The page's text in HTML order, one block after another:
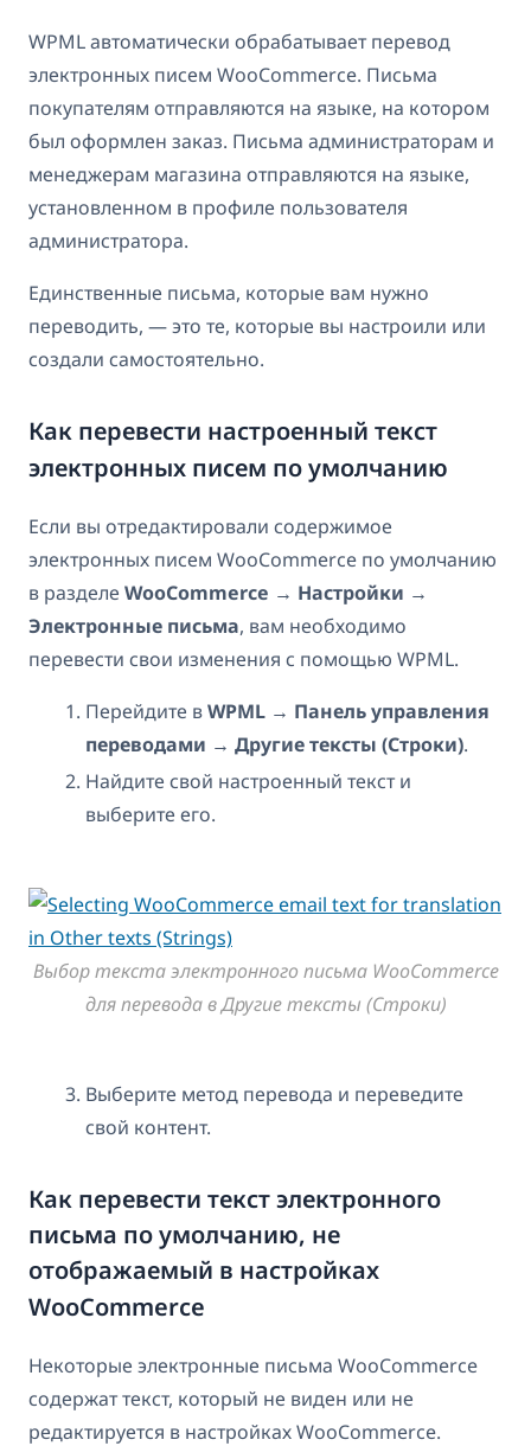
WPML автоматически обрабатывает перевод
электронных писем WooCommerce. Письма
покупателям отправляются на языке, на котором
был оформлен заказ. Письма администраторам и
менеджерам магазина отправляются на языке,
установленном в профиле пользователя
администратора.
Единственные письма, которые вам нужно
переводить, — это те, которые вы настроили или
создали самостоятельно.
Как перевести настроенный текст
электронных писем по умолчанию
Если вы отредактировали содержимое
электронных писем WooCommerce по умолчанию
в разделе WooCommerce → Настройки →
Электронные письма, вам необходимо
перевести свои изменения с помощью WPML.
Перейдите вWPML → Панель управления
переводами → Другие тексты (Строки).
Найдите свой настроенный текст и
выберите его.
Выбор текста электронного письма WooCommerce
для перевода в Другие тексты (Строки)
Выберите метод перевода и переведите
свой контент.
Как перевести текст электронного
письма по умолчанию, не
отображаемый в настройках
WooCommerce
Некоторые электронные письма WooCommerce
содержат текст, который не виден или не
редактируется в настройках WooCommerce.